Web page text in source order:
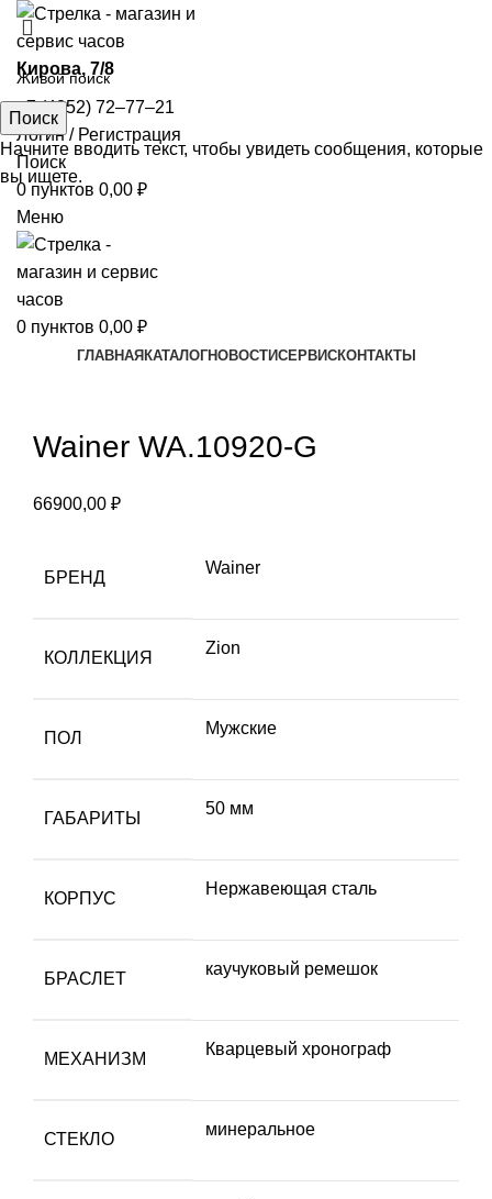
​Кирова, 7/8
+7 (4852) 72‒77‒21
Логин / Регистрация
Поиск
0 пунктов 0,00 ₽
Меню
0 пунктов 0,00 ₽
ГЛАВНАЯ КАТАЛОГНОВОСТИСЕРВИСКОНТАКТЫ
Wainer WA.10920-G
66900,00 ₽
БРЕНД
Wainer
КОЛЛЕКЦИЯ
Zion
ПОЛ
Мужские
ГАБАРИТЫ
50 мм
КОРПУС
Hержавеющая сталь
БРАСЛЕТ
каучуковый ремешок
МЕХАНИЗМ
Кварцевый хронограф
СТЕКЛО
минеральное
Поиск
Начните вводить текст, чтобы увидеть сообщения, которые
вы ищете.